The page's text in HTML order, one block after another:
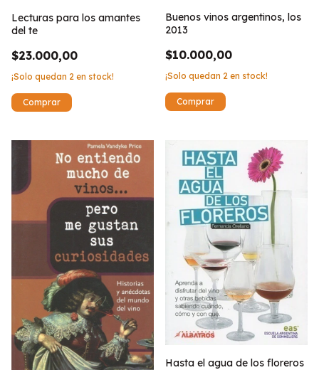
Lecturas para los amantes
del te
$23.000,00
¡Solo quedan 2 en stock!
Buenos vinos argentinos, los
2013
$10.000,00
¡Solo quedan 2 en stock!
Hasta el agua de los floreros